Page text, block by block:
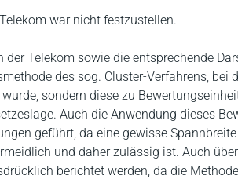
war nicht festzustellen.
der Telekom sowie die entsprechende
des sog. Cluster-Verfahrens, bei
sondern diese zu
Auch die Anwendung dieses
geführt, da eine gewisse
und daher zulässig ist. Auch
berichtet werden, da die